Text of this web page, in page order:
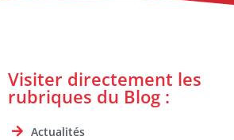
Visiter directement les
rubriques du Blog :
Actualités